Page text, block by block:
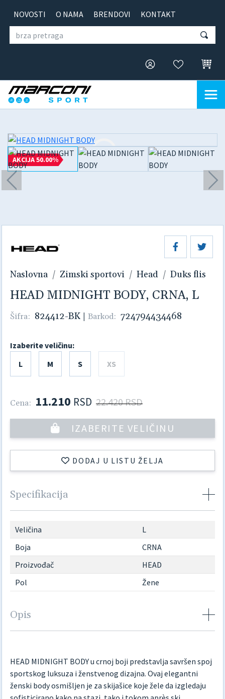
NOVOSTI O NAMA BRENDOVI KONTAKT
AKCIJA 50.00%
Naslovna Zimski sportovi Head Duks flis
HEAD MIDNIGHT BODY, CRNA, L
Šifra: 824412-BK | Barkod: 724794434468
Izaberite veličinu:
L
M S XS
Cena: 11.210 RSD 22.420 RSD
IZABERITE VELIČINU
DODAJ U LISTU ŽELJA
Specifikacija
Veličina
L
Boja
CRNA
Proizvođač
HEAD
Pol
Žene
Opis
HEAD MIDNIGHT BODY u crnoj boji predstavlja savršen spoj
sportskog luksuza i ženstvenog dizajna. Ovaj elegantni
ženski body osmišljen je za skijašice koje žele da izgledaju